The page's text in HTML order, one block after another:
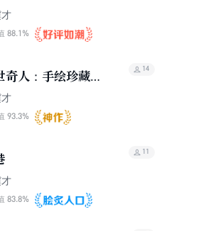
88.1%
奇人：手绘珍藏本.
93.3%
14
83.8%
11